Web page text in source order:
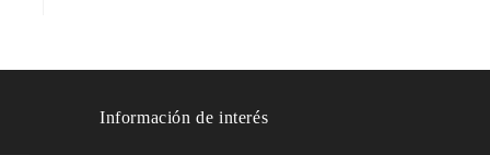
Información de interés